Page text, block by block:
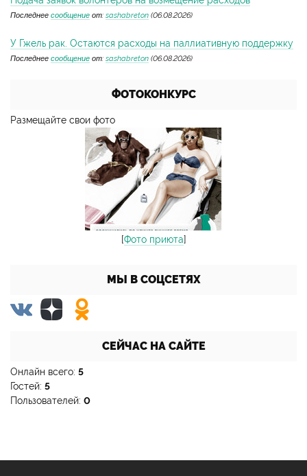
Последнее сообщение от: sashabreton (06.08.2026)
У Гжель рак. Остаются расходы на паллиативную поддержку
Последнее сообщение от: sashabreton (06.08.2026)
ФОТОКОНКУРС
Размещайте свои фото
[Фото приюта]
МЫ В СОЦСЕТЯХ
СЕЙЧАС НА САЙТЕ
Онлайн всего: 5
Гостей: 5
Пользователей: 0